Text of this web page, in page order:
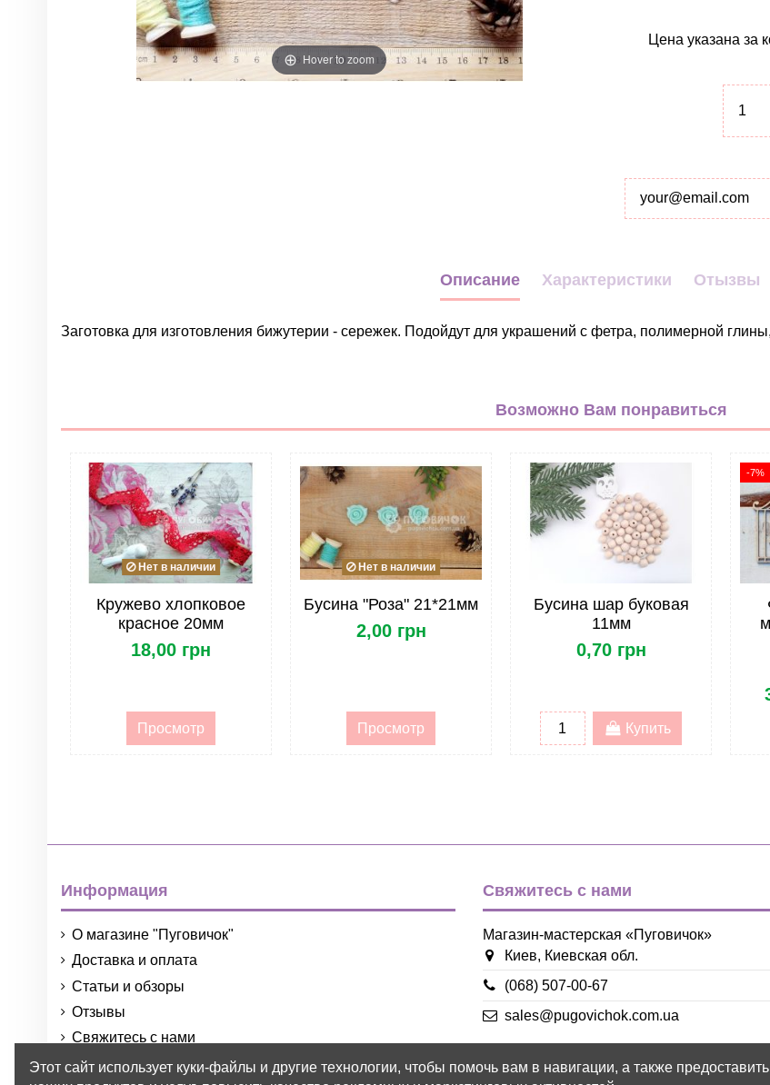
Hover to zoom
Цена указана за
Описание Характеристики Отызвы
Заготовка для изготовления бижутерии - сережек. Подойдут для украшений с фетра, полимерной
Возможно Вам понравиться
Нет в наличии
Кружево хлопковое
красное 20мм
18,00 грн
Просмотр
Нет в наличии
Бусина "Роза" 21*21мм
2,00 грн
Просмотр
Бусина шар буковая
11мм
0,70 грн
Купить
-7%
Информация
О магазине "Пуговичок"
Доставка и оплата
Статьи и обзоры
Отзывы
Свяжитесь с нами
Порядок и условия использования
Свяжитесь с нами
Магазин-мастерская «Пуговичок»
Киев, Киевская обл.
(068) 507-00-67
sales@pugovichok.com.ua
Этот сайт использует куки-файлы и другие технологии, чтобы помочь вам в навигации, а также